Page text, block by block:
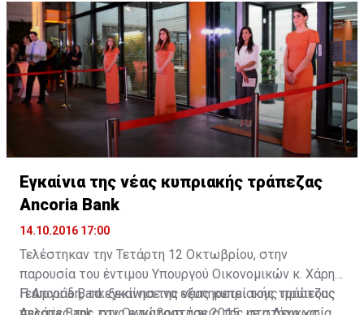
Εγκαίνια της νέας κυπριακής τράπεζας
Ancoria Bank
14.10.2016 17:00
Τελέστηκαν την Τετάρτη 12 Οκτωβρίου, στην
παρουσία του έντιμου Υπουργού Οικονομικών κ. Χάρη
Γεωργιάδη, τα εγκαίνια της νέας κυπριακής τράπεζας
Η Ancoria Bank ξεκίνησε να εξυπηρετεί τους πρώτους